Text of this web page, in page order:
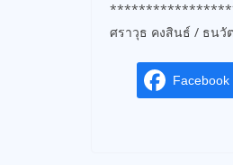
ศราวุธ คงสินธ์ / ธนวั
Facebook